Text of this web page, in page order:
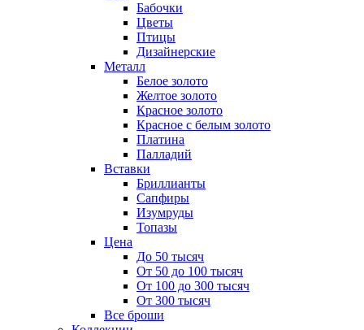
Бабочки
Цветы
Птицы
Дизайнерские
Металл
Белое золото
Желтое золото
Красное золото
Красное с белым золото
Платина
Палладий
Вставки
Бриллианты
Сапфиры
Изумруды
Топазы
Цена
До 50 тысяч
От 50 до 100 тысяч
От 100 до 300 тысяч
От 300 тысяч
Все броши